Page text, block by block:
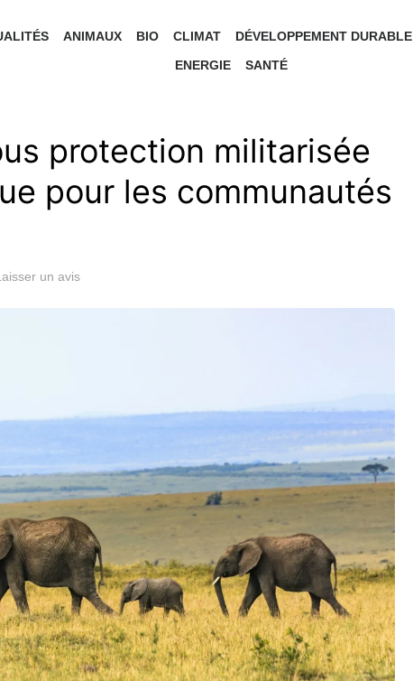
ANIMAUX BIO CLIMAT DÉVELOPPEMENT DURABLE
ENERGIE
SANTÉ
protection militarisée
pour les communautés
un avis